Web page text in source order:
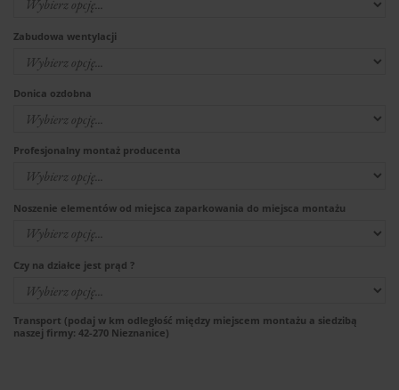
Zabudowa wentylacji
Donica ozdobna
Profesjonalny montaż producenta
Noszenie elementów od miejsca zaparkowania do miejsca montażu
Czy na działce jest prąd ?
Transport (podaj w km odległość między miejscem montażu a siedzibą
naszej firmy: 42-270 Nieznanice)